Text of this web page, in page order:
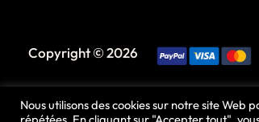
Copyright © 2026
Nous utilisons des cookies sur notre site